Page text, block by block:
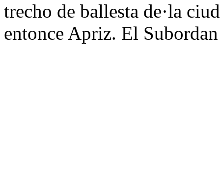
trecho de ballesta de·la
entonce Apriz. El